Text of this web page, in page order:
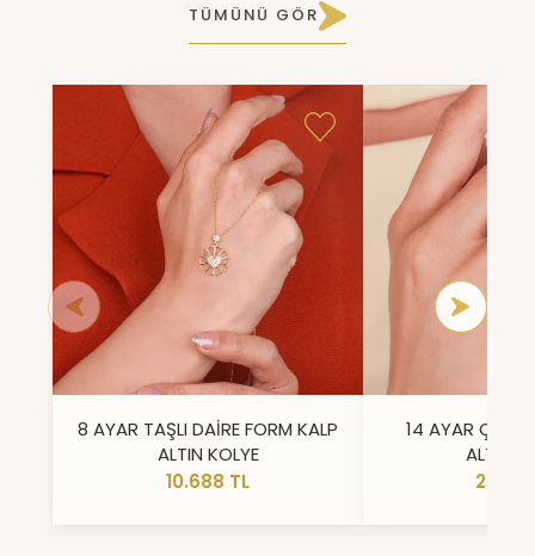
TÜMÜNÜ GÖR
8 AYAR TAŞLI DAİRE FORM KALP
ALTIN KOLYE
10.688 TL
14 AYAR ÇİFT
ALTIN